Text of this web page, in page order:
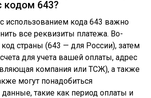
кодом 643?
использованием кода 643 важно
все реквизиты платежа. Во-
страны (643 — для России), затем
для учета вашей оплаты, адрес
компания или ТСЖ), а также
могут понадобиться
такие как период оплаты и